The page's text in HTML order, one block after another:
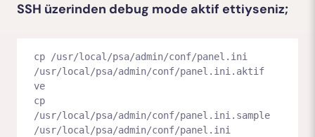
SSH üzerinden debug mode aktif ettiyseniz;
cp /usr/local/psa/admin/conf/panel.ini
/usr/local/psa/admin/conf/panel.ini.aktif
ve
cp
/usr/local/psa/admin/conf/panel.ini.sample
/usr/local/psa/admin/conf/panel.ini